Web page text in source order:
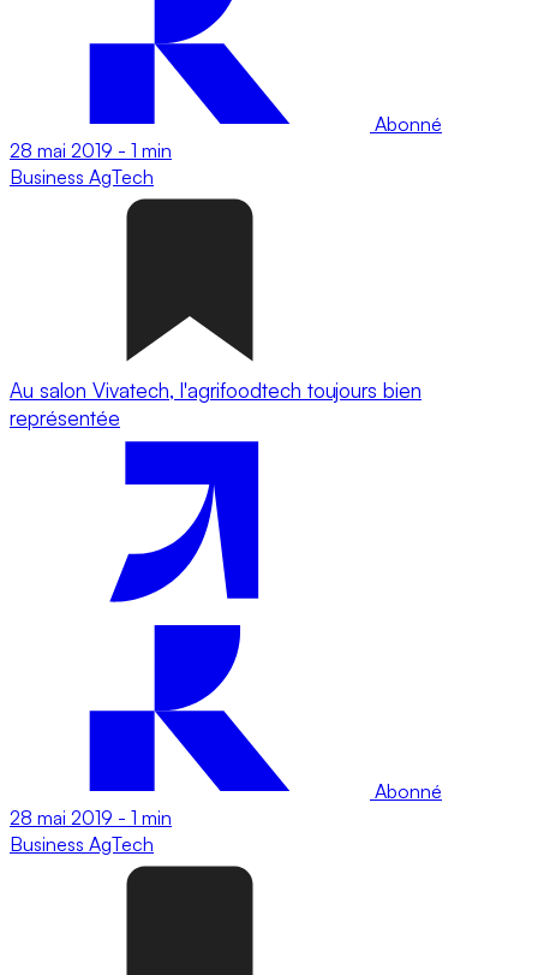
Abonné
28 mai 2019 - 1 min
Business AgTech
Au salon Vivatech, l'agrifoodtech toujours bien
représentée
Abonné
28 mai 2019 - 1 min
Business AgTech